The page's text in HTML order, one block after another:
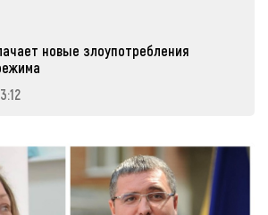
новые злоупотребления